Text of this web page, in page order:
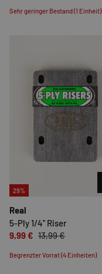
Sehr geringer Bestand (1 Einheit)
29%
Real
5-Ply 1/4'' Riser
9,99 € 13,99 €
Begrenzter Vorrat (4 Einheiten)